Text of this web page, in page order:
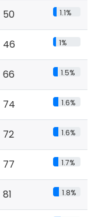
50 1.1%
46 1%
66 1.5%
74 1.6%
72 1.6%
77 1.7%
81 1.8%